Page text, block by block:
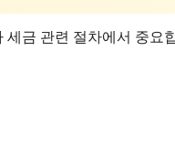
세금 관련 절차에서 중요